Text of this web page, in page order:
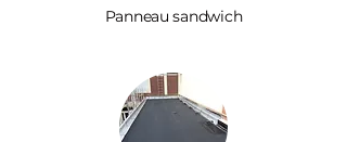
Panneau sandwich